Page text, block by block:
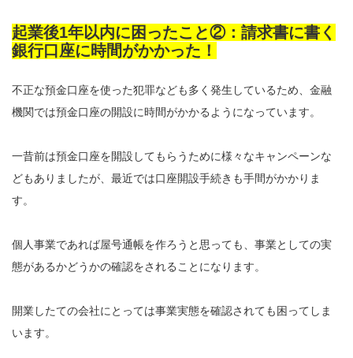
起業後1年以内に困ったこと②：請求書に書く
銀行口座に時間がかかった！
不正な預金口座を使った犯罪なども多く発生しているため、金融
機関では預金口座の開設に時間がかかるようになっています。
一昔前は預金口座を開設してもらうために様々なキャンペーンな
どもありましたが、最近では口座開設手続きも手間がかかりま
す。
個人事業であれば屋号通帳を作ろうと思っても、事業としての実
態があるかどうかの確認をされることになります。
開業したての会社にとっては事業実態を確認されても困ってしま
います。